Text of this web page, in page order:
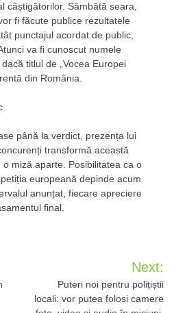
câștigătorilor. Sâmbătă seara,
fi făcute publice rezultatele
punctajul acordat de public,
va fi cunoscut numele
titlul de „Vocea Europei
din România.
până la verdict, prezența lui
transformă această
miză aparte. Posibilitatea ca o
europeană depinde acum
anunțat, fiecare apreciere
final.
Next:
Puteri noi pentru polițiștii
locali: vor putea folosi camere